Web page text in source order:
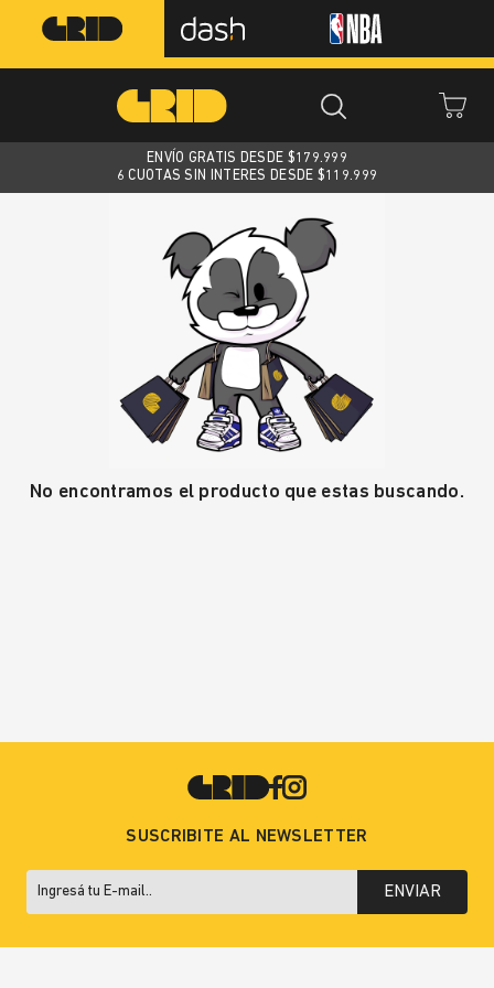
ENVÍO GRATIS DESDE $179.999
6 CUOTAS SIN INTERES DESDE $119.999
No encontramos el producto que estas buscando.
SUSCRIBITE AL NEWSLETTER
ENVIAR